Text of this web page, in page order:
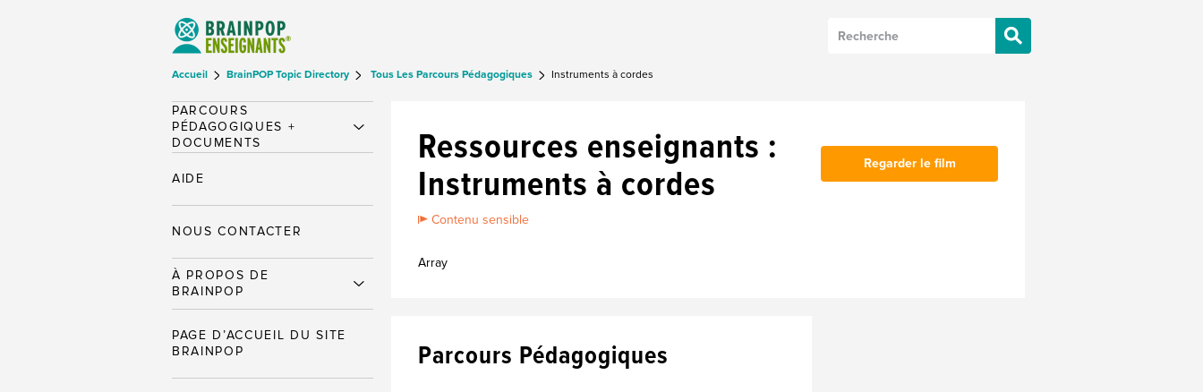
Accueil BrainPOP Topic Directory Tous Les Parcours Pédagogiques Instruments à cordes
Ressources enseignants :
Instruments à cordes
Contenu sensible
Array
Regarder le film
Parcours Pédagogiques
PARCOURS
PÉDAGOGIQUES +
DOCUMENTS
AIDE
NOUS CONTACTER
À PROPOS DE
BRAINPOP
PAGE D’ACCUEIL DU SITE
BRAINPOP